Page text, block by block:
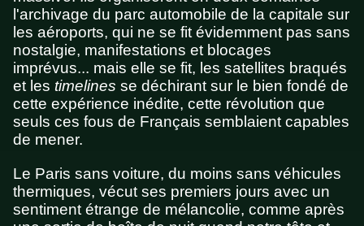
l'archivage du parc automobile de la capitale sur
les aéroports, qui ne se fit évidemment pas sans
nostalgie, manifestations et blocages
imprévus... mais elle se fit, les satellites braqués
et les timelines se déchirant sur le bien fondé de
cette expérience inédite, cette révolution que
seuls ces fous de Français semblaient capables
de mener.
Le Paris sans voiture, du moins sans véhicules
thermiques, vécut ses premiers jours avec un
sentiment étrange de mélancolie, comme après